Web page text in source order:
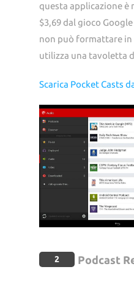
questa applicazione è
$3,69 dal gioco
non può formattare
utilizza una tavoletta
Scarica Pocket Casts
2 Podcast